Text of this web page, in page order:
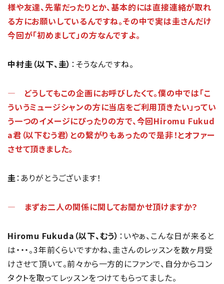
様や友達、先輩だったりとか、基本的には直接連絡が取れ
る方にお願いしているんですね。その中で実は圭さんだけ
今回が「初めまして」の方なんですよ。
中村圭（以下、圭） ：そうなんですね。
― どうしてもこの企画にお呼びしたくて。僕の中では「こ
ういうミュージシャンの方に当店をご利用頂きたい」ってい
う一つのイメージにぴったりの方で、今回Hiromu Fukud
a君（以下むう君）との繋がりもあったので是非！とオファー
させて頂きました。
圭：ありがとうございます！
― まずお二人の関係に関してお聞かせ頂けますか？
Hiromu Fukuda（以下、むう） ：いやぁ、こんな日が来ると
は・・・。3年前くらいですかね、圭さんのレッスンを数ヶ月受
けさせて頂いて。前々から一方的にファンで、自分からコン
タクトを取ってレッスンをつけてもらってました。